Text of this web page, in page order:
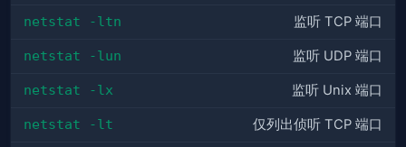
netstat -ltn 监听 TCP 端口
netstat -lun 监听 UDP 端口
netstat -lx 监听 Unix 端口
netstat -lt 仅列出侦听 TCP 端口